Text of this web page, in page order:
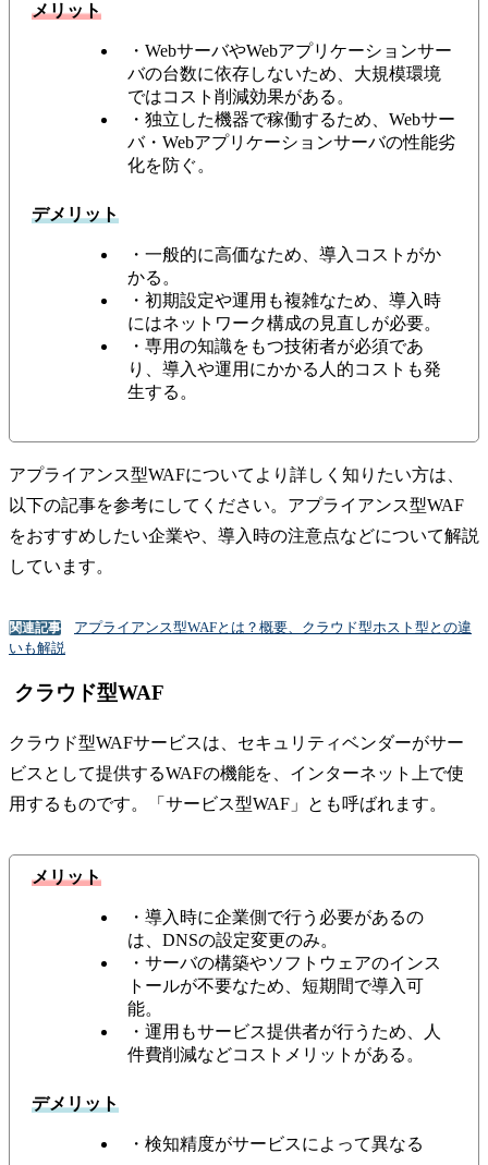
メリット
・WebサーバやWebアプリケーションサー
バの台数に依存しないため、大規模環境
ではコスト削減効果がある。
・独立した機器で稼働するため、Webサー
バ・Webアプリケーションサーバの性能劣
化を防ぐ。
デメリット
・一般的に高価なため、導入コストがか
かる。
・初期設定や運用も複雑なため、導入時
にはネットワーク構成の見直しが必要。
・専用の知識をもつ技術者が必須であ
り、導入や運用にかかる人的コストも発
生する。
アプライアンス型WAFについてより詳しく知りたい方は、
以下の記事を参考にしてください。アプライアンス型WAF
をおすすめしたい企業や、導入時の注意点などについて解説
しています。
関連記事
アプライアンス型WAFとは？概要、クラウド型ホスト型との違
いも解説
クラウド型WAF
クラウド型WAFサービスは、セキュリティベンダーがサー
ビスとして提供するWAFの機能を、インターネット上で使
用するものです。「サービス型WAF」とも呼ばれます。
メリット
・導入時に企業側で行う必要があるの
は、DNSの設定変更のみ。
・サーバの構築やソフトウェアのインス
トールが不要なため、短期間で導入可
能。
・運用もサービス提供者が行うため、人
件費削減などコストメリットがある。
デメリット
・検知精度がサービスによって異なる